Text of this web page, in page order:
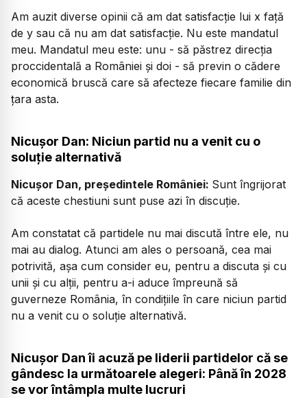
Am auzit diverse opinii că am dat satisfacție lui x față
de y sau că nu am dat satisfacție. Nu este mandatul
meu. Mandatul meu este: unu - să păstrez direcția
proccidentală a României și doi - să previn o cădere
economică bruscă care să afecteze fiecare familie din
țara asta.
Nicușor Dan: Niciun partid nu a venit cu o
soluție alternativă
Nicușor Dan, președintele României: Sunt îngrijorat
că aceste chestiuni sunt puse azi în discuție.
Am constatat că partidele nu mai discută între ele, nu
mai au dialog. Atunci am ales o persoană, cea mai
potrivită, așa cum consider eu, pentru a discuta și cu
unii și cu alții, pentru a-i aduce împreună să
guverneze România, în condițiile în care niciun partid
nu a venit cu o soluție alternativă.
Nicușor Dan îi acuză pe liderii partidelor că se
gândesc la următoarele alegeri: Până în 2028
se vor întâmpla multe lucruri